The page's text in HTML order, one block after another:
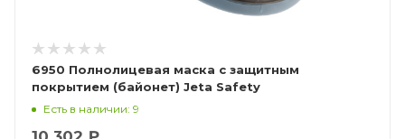
6950 Полнолицевая маска с защитным
покрытием (байонет) Jeta Safety
Есть в наличии: 9